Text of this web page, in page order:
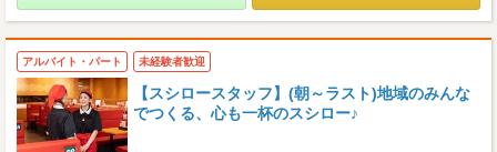
アルバイト・パート 未経験者歓迎
【スシロースタッフ】(朝～ラスト)地域のみんな
でつくる、心も一杯のスシロー♪